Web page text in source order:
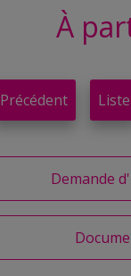
À
Précédent Liste
Demande